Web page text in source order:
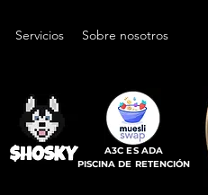
A3C ES ADA
PISCINA DE RETENCIÓN
Servicios Sobre nosotros